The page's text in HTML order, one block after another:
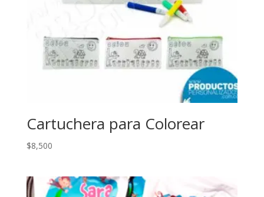
Cartuchera para Colorear
$8,500